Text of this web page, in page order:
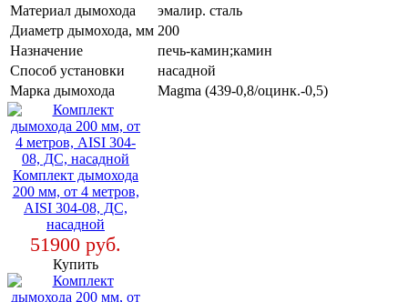
Материал дымохода
эмалир. сталь
Диаметр дымохода, мм 200
Назначение
печь-камин;камин
Способ установки
насадной
Марка дымохода
Magma (439-0,8/оцинк.-0,5)
Комплект дымохода
200 мм, от 4 метров,
AISI 304-08, ДC,
насадной
51900 руб.
Купить